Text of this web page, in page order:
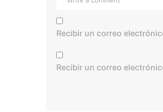
Recibir un correo
Recibir un correo